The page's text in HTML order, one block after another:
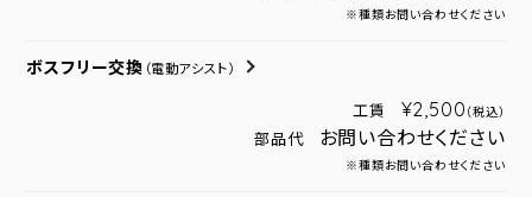
※種類お問い合わせください
ボスフリー交換 （電動アシスト）
工賃 ¥2,500 （税込）
部品代 お問い合わせください
※種類お問い合わせください